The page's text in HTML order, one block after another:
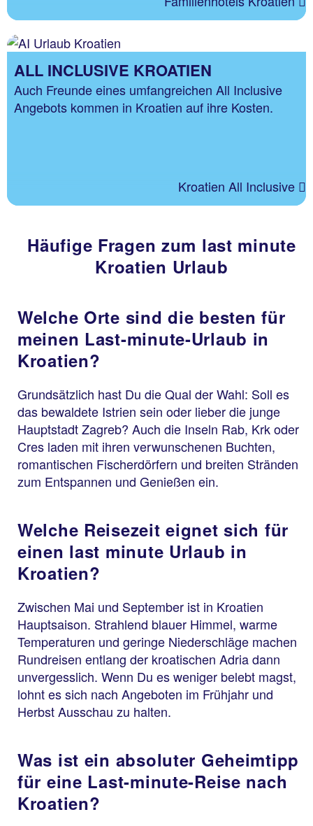
ALL INCLUSIVE KROATIEN
Auch Freunde eines umfangreichen All Inclusive
Angebots kommen in Kroatien auf ihre Kosten.
Kroatien All Inclusive
Häufige Fragen zum last minute
Kroatien Urlaub
Welche Orte sind die besten für
meinen Last-minute-Urlaub in
Kroatien?
Grundsätzlich hast Du die Qual der Wahl: Soll es
das bewaldete Istrien sein oder lieber die junge
Hauptstadt Zagreb? Auch die Inseln Rab, Krk oder
Cres laden mit ihren verwunschenen Buchten,
romantischen Fischerdörfern und breiten Stränden
zum Entspannen und Genießen ein.
Welche Reisezeit eignet sich für
einen last minute Urlaub in
Kroatien?
Zwischen Mai und September ist in Kroatien
Hauptsaison. Strahlend blauer Himmel, warme
Temperaturen und geringe Niederschläge machen
Rundreisen entlang der kroatischen Adria dann
unvergesslich. Wenn Du es weniger belebt magst,
lohnt es sich nach Angeboten im Frühjahr und
Herbst Ausschau zu halten.
Was ist ein absoluter Geheimtipp
für eine Last-minute-Reise nach
Kroatien?